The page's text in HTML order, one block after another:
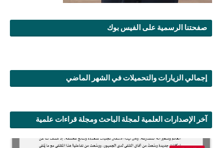
صفحتنا الرسمية على الفيس بوك
إجمالي الزيارات والتحميلات في الشهر الماضي
آخر الإصدارات العلمية لمجلة الباحث ومجلة قراءات علمية